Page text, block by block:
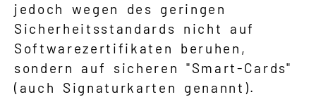
jedoch wegen des geringen
Sicherheitsstandards nicht auf
Softwarezertifikaten beruhen,
sondern auf sicheren "Smart-Cards"
(auch Signaturkarten genannt).